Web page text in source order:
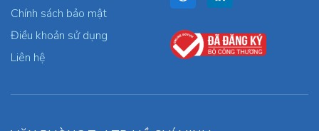
Chính sách bảo mật
Điều khoản sử dụng
Liên hệ